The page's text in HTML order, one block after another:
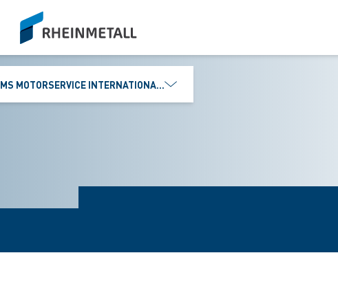
siteLogo
MS MOTORSERVICE INTERNATIONAL GMBH